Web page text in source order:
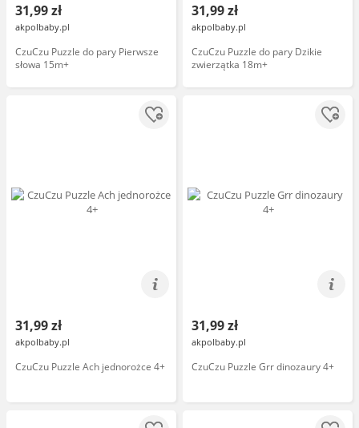
31,99 zł
akpolbaby.pl
CzuCzu Puzzle do pary Pierwsze
słowa 15m+
31,99 zł
akpolbaby.pl
CzuCzu Puzzle do pary Dzikie
zwierzątka 18m+
31,99 zł
akpolbaby.pl
CzuCzu Puzzle Ach jednorożce 4+
31,99 zł
akpolbaby.pl
CzuCzu Puzzle Grr dinozaury 4+